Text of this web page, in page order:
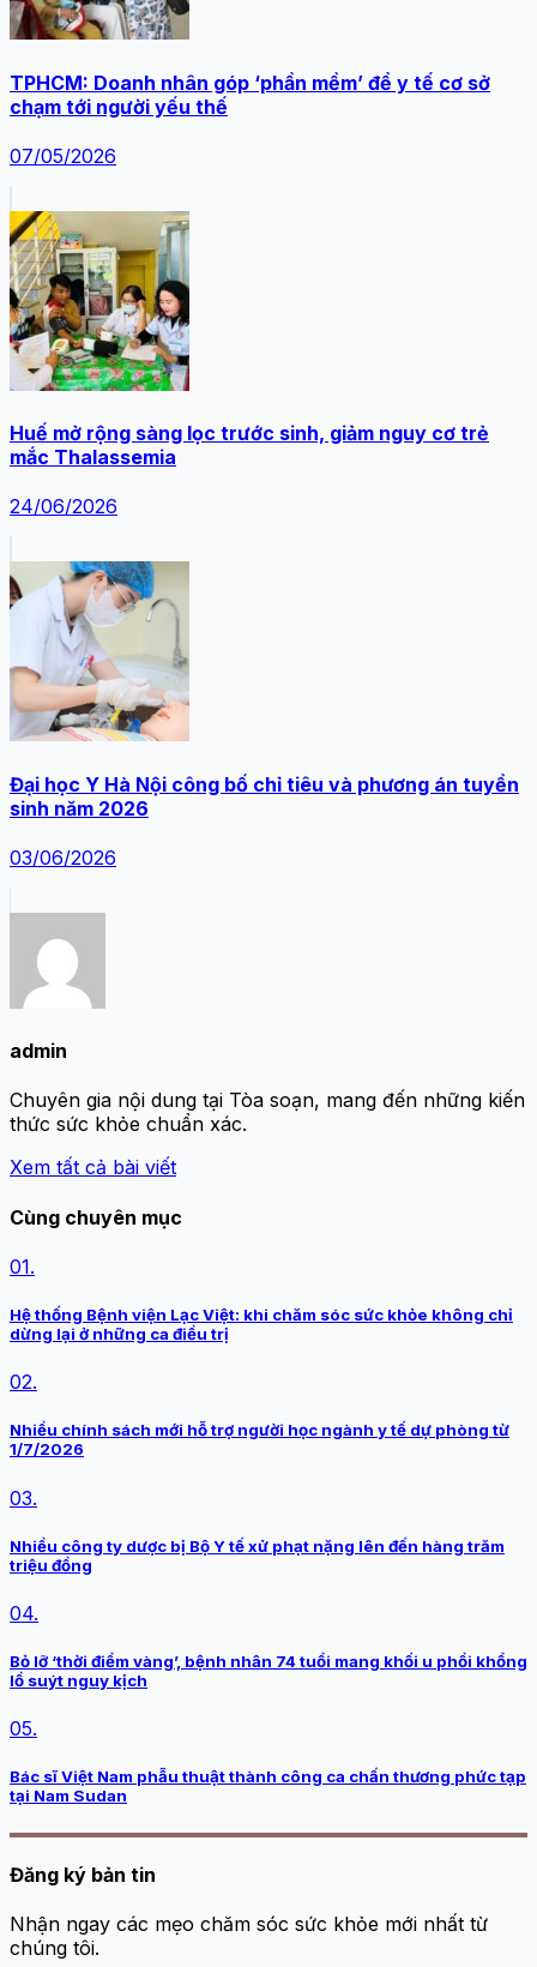
TPHCM: Doanh nhân góp ‘phần mềm’ để y tế cơ sở
chạm tới người yếu thế
07/05/2026
Huế mở rộng sàng lọc trước sinh, giảm nguy cơ trẻ
mắc Thalassemia
24/06/2026
Đại học Y Hà Nội công bố chỉ tiêu và phương án tuyển
sinh năm 2026
03/06/2026
admin
Chuyên gia nội dung tại Tòa soạn, mang đến những kiến
thức sức khỏe chuẩn xác.
Xem tất cả bài viết
Cùng chuyên mục
01.
Hệ thống Bệnh viện Lạc Việt: khi chăm sóc sức khỏe không chỉ
dừng lại ở những ca điều trị
02.
Nhiều chính sách mới hỗ trợ người học ngành y tế dự phòng từ
1/7/2026
03.
Nhiều công ty dược bị Bộ Y tế xử phạt nặng lên đến hàng trăm
triệu đồng
04.
Bỏ lỡ ‘thời điểm vàng’, bệnh nhân 74 tuổi mang khối u phổi khổng
lồ suýt nguy kịch
05.
Bác sĩ Việt Nam phẫu thuật thành công ca chấn thương phức tạp
tại Nam Sudan
Đăng ký bản tin
Nhận ngay các mẹo chăm sóc sức khỏe mới nhất từ
chúng tôi.